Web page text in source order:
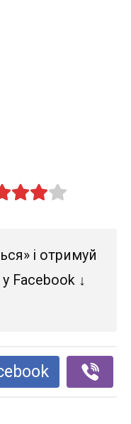
і отримуй
Facebook ↓